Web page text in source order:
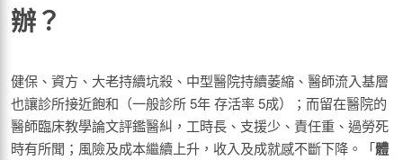
辦？
健保、資方、大老持續坑殺、中型醫院持續萎縮、醫師流入基層
也讓診所接近飽和（一般診所 5年 存活率 5成）；而留在醫院的
醫師臨床教學論文評鑑醫糾，工時長、支援少、責任重、過勞死
時有所聞；風險及成本繼續上升，收入及成就感不斷下降。「體